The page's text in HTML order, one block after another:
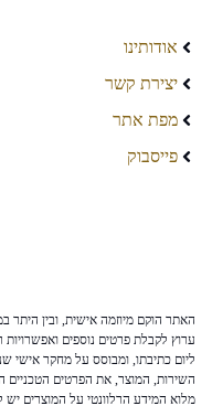
אודותינו
יצירת קשר
מפת אתר
פייסבוק
האתר הוקם מיוזמה אישית, ובין
ערוץ לקבלת פרטים נוספים
ליום כתיבתו, ומבוסס על מחקר אישי
השירות, המוצר, את הפרטים הטכניים
מלוא המידע הרלוונטי על המוצרים יש